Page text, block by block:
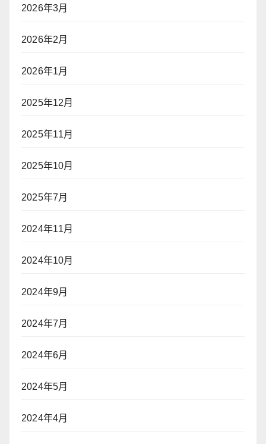
2026年3月
2026年2月
2026年1月
2025年12月
2025年11月
2025年10月
2025年7月
2024年11月
2024年10月
2024年9月
2024年7月
2024年6月
2024年5月
2024年4月